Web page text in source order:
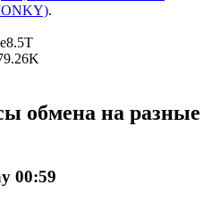
трейдерам
.
8.5T
обмена на разные
00:59